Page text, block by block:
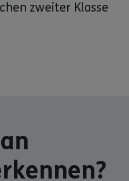
zweiter Klasse